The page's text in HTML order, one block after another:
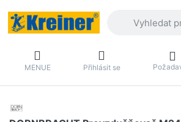
MENUE Přihlásit se